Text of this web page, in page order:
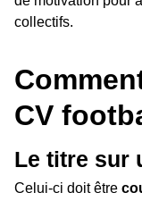
collectifs.
CV
Le titre sur
Celui-ci doit être